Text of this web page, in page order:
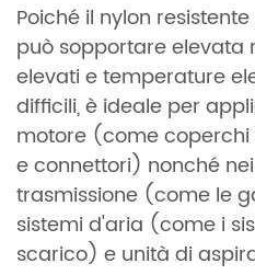
Poiché il nylon
può sopportare elevata
elevati e temperature
difficili, è ideale per
motore (come
e connettori) nonché
trasmissione (come le
sistemi d'aria (come i
scarico) e unità di